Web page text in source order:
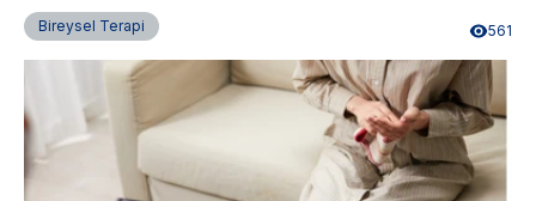
Bireysel Terapi 561